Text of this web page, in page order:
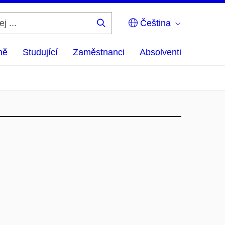
Čeština
Studující Zaměstnanci Absolventi